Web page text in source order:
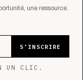
une ressource.
S’INSCRIRE
UN CLIC.